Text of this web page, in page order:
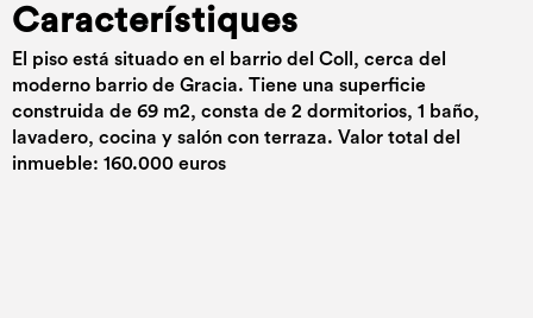
Característiques
El piso está situado en el barrio del Coll, cerca del
moderno barrio de Gracia. Tiene una superficie
construida de 69 m2, consta de 2 dormitorios, 1 baño,
lavadero, cocina y salón con terraza. Valor total del
inmueble: 160.000 euros